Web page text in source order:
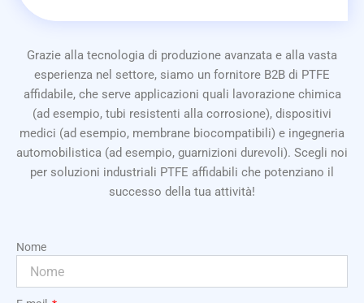
Grazie alla tecnologia di produzione avanzata e alla vasta
esperienza nel settore, siamo un fornitore B2B di PTFE
affidabile, che serve applicazioni quali lavorazione chimica
(ad esempio, tubi resistenti alla corrosione), dispositivi
medici (ad esempio, membrane biocompatibili) e ingegneria
automobilistica (ad esempio, guarnizioni durevoli). Scegli noi
per soluzioni industriali PTFE affidabili che potenziano il
successo della tua attività!
Nome